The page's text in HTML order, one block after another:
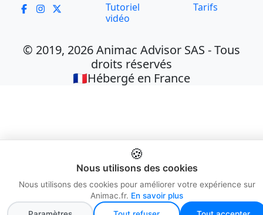
Tutoriel
vidéo
Tarifs
© 2019, 2026 Animac Advisor SAS - Tous
droits réservés
🇫🇷Hébergé en France
🍪
Nous utilisons des cookies
Nous utilisons des cookies pour améliorer votre expérience sur
Animac.fr. En savoir plus